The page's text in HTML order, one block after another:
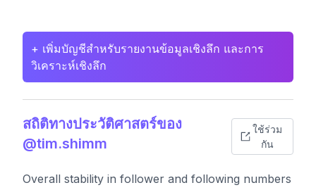
+ เพิ่มบัญชีสำหรับรายงานข้อมูลเชิงลึก และการ
วิเคราะห์เชิงลึก
สถิติทางประวัติศาสตร์ของ
@tim.shimm
ใช้ร่วม
กัน
Overall stability in follower and following numbers